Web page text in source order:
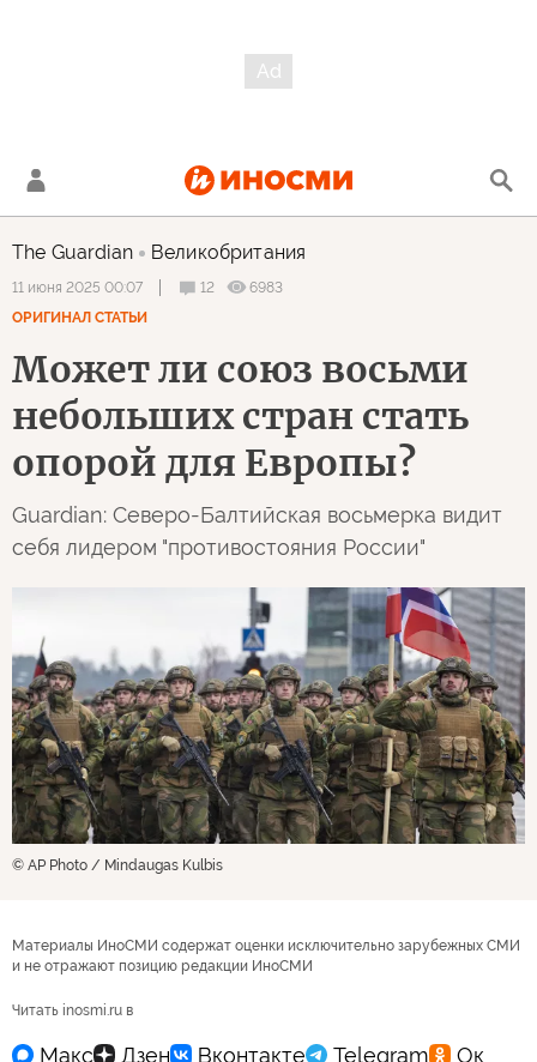
The Guardian Великобритания
11 июня 2025 00:07 12
6983
ОРИГИНАЛ СТАТЬИ
Может ли союз восьми
небольших стран стать
опорой для Европы?
Guardian: Северо-Балтийская восьмерка видит
себя лидером "противостояния России"
© AP Photo / Mindaugas Kulbis
Материалы ИноСМИ содержат оценки исключительно зарубежных СМИ
и не отражают позицию редакции ИноСМИ
Читать inosmi.ru в